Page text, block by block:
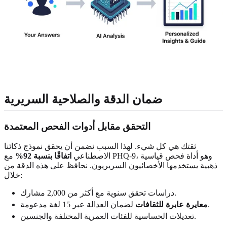
ضمان الدقة والصلاحية السريرية
التحقق مقابل أدوات الفحص المعتمدة
ثقتك هي كل شيء. لهذا السبب نضمن أن يحقق نموذج ذكائنا
الاصطناعي اتفاقًا بنسبة 92%
مع PHQ-9، وهو أداة فحص قياسية
ذهبية يستخدمها الأخصائيون السريريون. نحافظ على هذه الدقة من
خلال:
دراسات تحقق سنوية مع أكثر من 2,000 مشارك.
معايرة عابرة للثقافاتلضمان العدالة عبر 15 لغة مدعومة.
تعديلات الحساسية للفئات العمرية المختلفة والجنسين.